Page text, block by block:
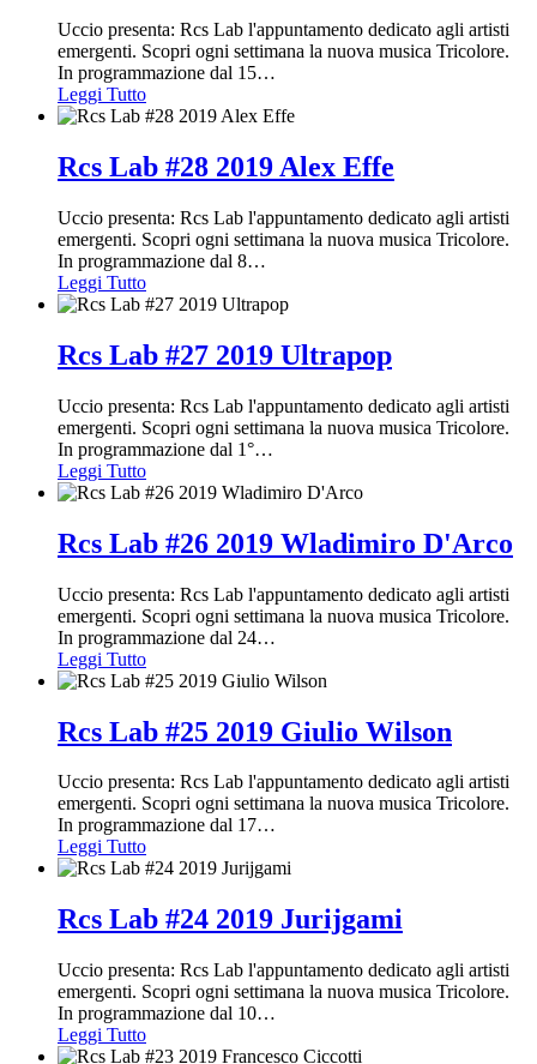
Uccio presenta: Rcs Lab l'appuntamento dedicato agli artisti
emergenti. Scopri ogni settimana la nuova musica Tricolore.
In programmazione dal 15…
Leggi Tutto
Rcs Lab #28 2019 Alex Effe
Uccio presenta: Rcs Lab l'appuntamento dedicato agli artisti
emergenti. Scopri ogni settimana la nuova musica Tricolore.
In programmazione dal 8…
Leggi Tutto
Rcs Lab #27 2019 Ultrapop
Uccio presenta: Rcs Lab l'appuntamento dedicato agli artisti
emergenti. Scopri ogni settimana la nuova musica Tricolore.
In programmazione dal 1°…
Leggi Tutto
Rcs Lab #26 2019 Wladimiro D'Arco
Uccio presenta: Rcs Lab l'appuntamento dedicato agli artisti
emergenti. Scopri ogni settimana la nuova musica Tricolore.
In programmazione dal 24…
Leggi Tutto
Rcs Lab #25 2019 Giulio Wilson
Uccio presenta: Rcs Lab l'appuntamento dedicato agli artisti
emergenti. Scopri ogni settimana la nuova musica Tricolore.
In programmazione dal 17…
Leggi Tutto
Rcs Lab #24 2019 Jurijgami
Uccio presenta: Rcs Lab l'appuntamento dedicato agli artisti
emergenti. Scopri ogni settimana la nuova musica Tricolore.
In programmazione dal 10…
Leggi Tutto